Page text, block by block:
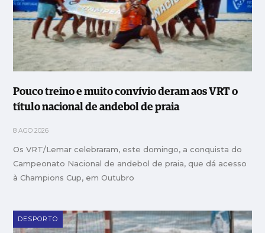
Pouco treino e muito convívio deram aos VRT o
título nacional de andebol de praia
8 AGO 2026
Os VRT/Lemar celebraram, este domingo, a conquista do
Campeonato Nacional de andebol de praia, que dá acesso
à Champions Cup, em Outubro
DESPORTO